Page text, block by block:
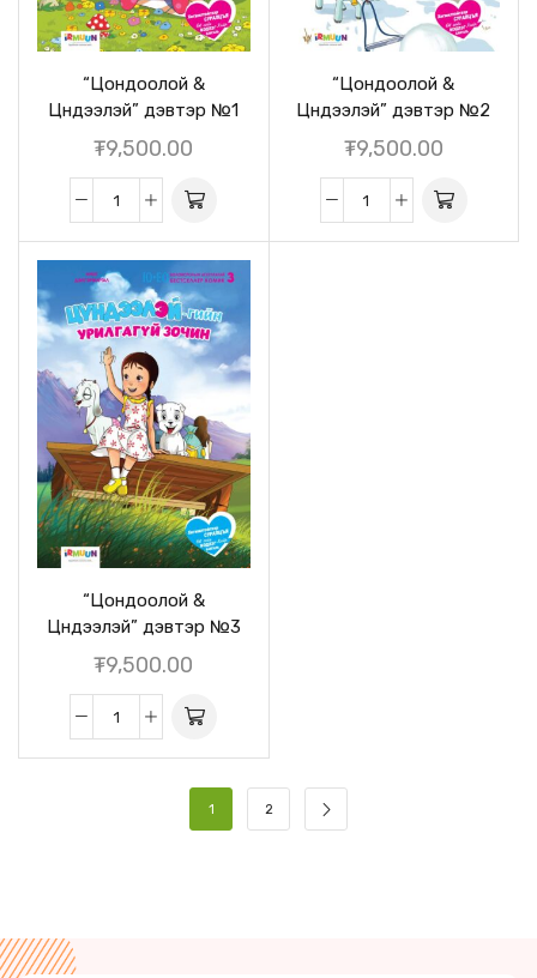
“Цондоолой &
Цүндээлэй” дэвтэр №1
₮9,500.00
“Цондоолой &
Цүндээлэй” дэвтэр №2
₮9,500.00
“Цондоолой &
Цүндээлэй” дэвтэр №3
₮9,500.00
1 2